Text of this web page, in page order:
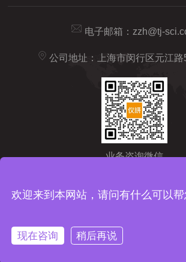
电子邮箱： zzh@tj-
公司地址：上海市闵行区元江
业务咨询微信
Copyright © 2026 仪研智造（上海）药检仪器
欢迎来到本网站，请问有什么可以帮
现在咨询 稍后再说